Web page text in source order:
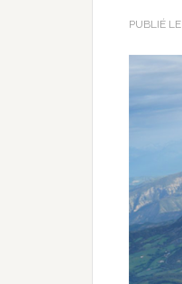
PUBLIÉ LE